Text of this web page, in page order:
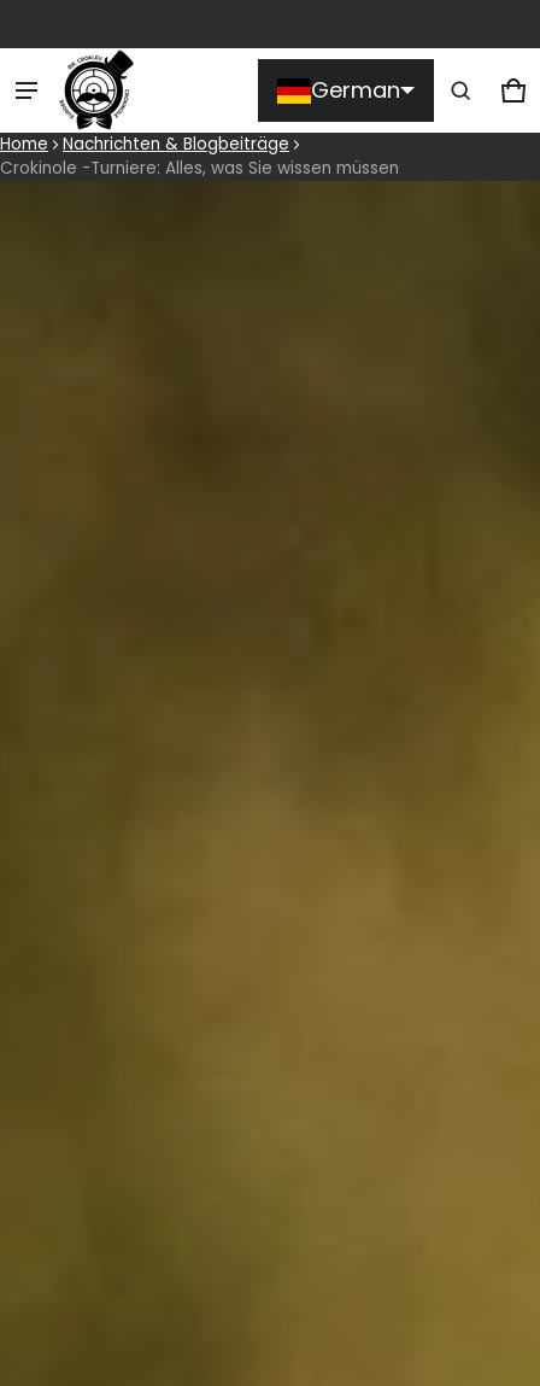
German 0
Produkt zum Warenkorb
Warenkorb ansehen ()
Home
Nachrichten & Blogbeiträge
Crokinole -Turniere: Alles, was Sie wissen müssen